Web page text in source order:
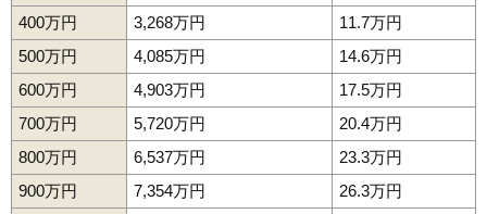
400万円
3,268万円
11.7万円
500万円
4,085万円
14.6万円
600万円
4,903万円
17.5万円
700万円
5,720万円
20.4万円
800万円
6,537万円
23.3万円
900万円
7,354万円
26.3万円